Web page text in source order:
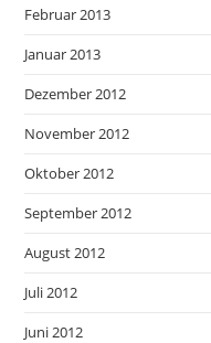
Februar 2013
Januar 2013
Dezember 2012
November 2012
Oktober 2012
September 2012
August 2012
Juli 2012
Juni 2012